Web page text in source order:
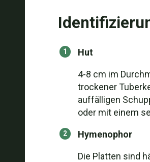
Hut
4-8 cm im
trockener
auffälligen
oder mit einem
Hymenophor
Die Platten sind